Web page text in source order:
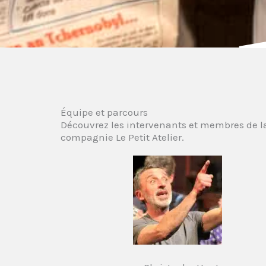
Équipe et parcours
Découvrez les intervenants et membres de
compagnie Le Petit Atelier.